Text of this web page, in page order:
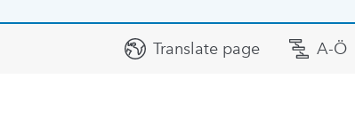
Translate page A-Ö